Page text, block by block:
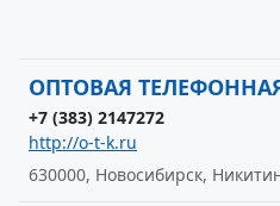
ОПТОВАЯ
+7 (383) 2147272
http://o-t-k.ru
630000, Новосибирск,